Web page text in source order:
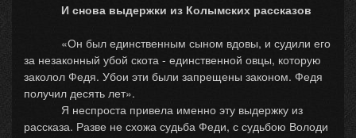
И снова выдержки из Колымских рассказов
«Он был единственным сыном вдовы, и судили его
за незаконный убой скота - единственной овцы, которую
заколол Федя. Убои эти были запрещены законом. Федя
получил десять лет».
Я неспроста привела именно эту выдержку из
рассказа. Разве не схожа судьба Феди, с судьбою Володи